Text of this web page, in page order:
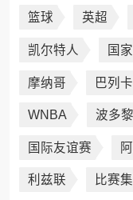
篮球 英超
凯尔特人 国
摩纳哥 巴列
WNBA 波多
国际友谊赛
利兹联 比赛